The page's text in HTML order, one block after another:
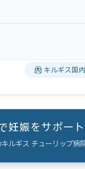
キルギス国
妊娠をサポー
キルギス チューリップ病